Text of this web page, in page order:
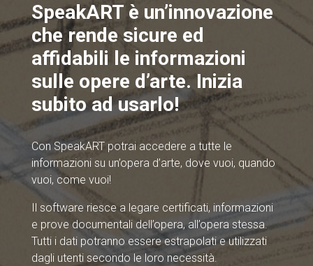
SpeakART è un’innovazione
che rende sicure ed
affidabili le informazioni
sulle opere d’arte. Inizia
subito ad usarlo!
Con SpeakART potrai accedere a tutte le
informazioni su un’opera d’arte, dove vuoi, quando
vuoi, come vuoi!
Il software riesce a legare certificati, informazioni
e prove documentali dell’opera, all’opera stessa.
Tutti i dati potranno essere estrapolati e utilizzati
dagli utenti secondo le loro necessità.